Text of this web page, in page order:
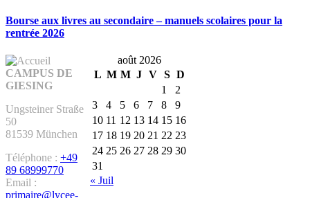
Bourse aux livres au secondaire – manuels scolaires pour la
rentrée 2026
août 2026
L M M J V S D
1
2
3
4 5 6 7 8
9
10 11 12 13 14 15 16
17 18 19 20 21 22 23
24 25 26 27 28 29 30
31
« Juil
CAMPUS DE
GIESING
Ungsteiner Straße
50
81539 München
Téléphone : +49
89 68999770
Email :
primaire@lycee-